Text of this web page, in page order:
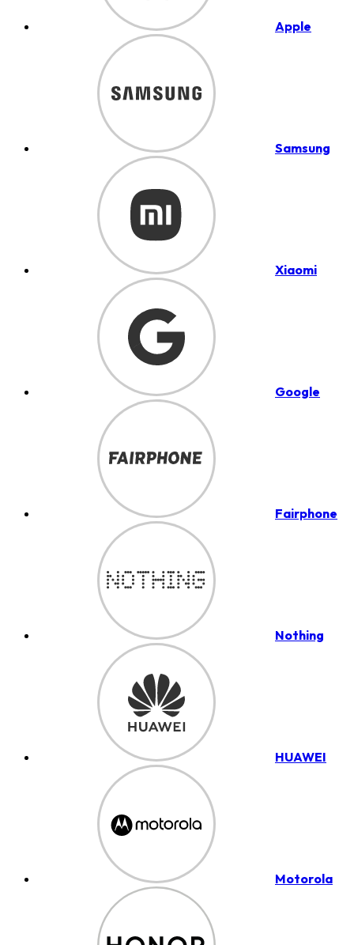
Apple
Samsung
Xiaomi
Google
Fairphone
Nothing
HUAWEI
Motorola